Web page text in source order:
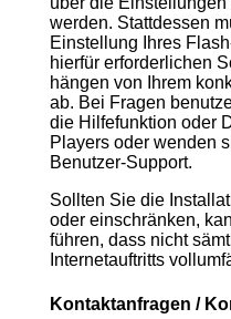
werden. Stattdessen
Einstellung Ihres
hierfür erforderlichen
hängen von Ihrem
ab. Bei Fragen
die Hilfefunktion oder
Players oder wenden
Benutzer-Support.
Sollten Sie die
oder einschränken,
führen, dass nicht
Internetauftritts
Kontaktanfragen /